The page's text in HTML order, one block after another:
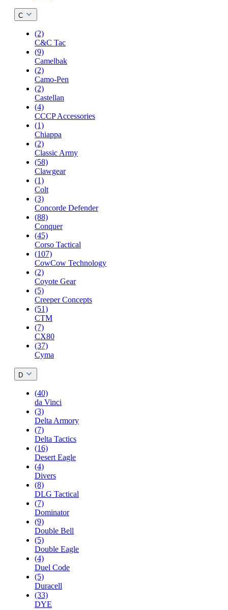
C
(2)
C&C Tac
(9)
Camelbak
(2)
Camo-Pen
(2)
Castellan
(4)
CCCP Accessories
(1)
Chiappa
(2)
Classic Army
(58)
Clawgear
(1)
Colt
(3)
Concorde Defender
(88)
Conquer
(45)
Corso Tactical
(107)
CowCow Technology
(2)
Coyote Gear
(5)
Creeper Concepts
(51)
CTM
(7)
CX80
(37)
Cyma
D
(40)
da Vinci
(3)
Delta Armory
(7)
Delta Tactics
(16)
Desert Eagle
(4)
Divers
(8)
DLG Tactical
(7)
Dominator
(9)
Double Bell
(5)
Double Eagle
(4)
Duel Code
(5)
Duracell
(33)
DYE